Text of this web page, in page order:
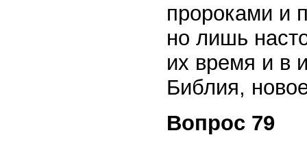
пророками и
но лишь
их время и в
Библия,
Вопрос 79